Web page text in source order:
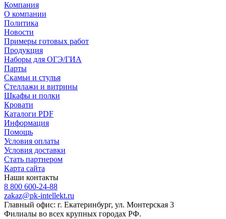
Компания
О компании
Политика
Новости
Примеры готовых работ
Продукция
Наборы для ОГЭ/ГИА
Парты
Скамьи и стулья
Стеллажи и витрины
Шкафы и полки
Кровати
Каталоги PDF
Информация
Помощь
Условия оплаты
Условия доставки
Стать партнером
Карта сайта
Наши контакты
8 800 600-24-88
zakaz@pk-intellekt.ru
Главный офис: г. Екатеринбург, ул. Монтерская 3
Филиалы во всех крупных городах РФ.